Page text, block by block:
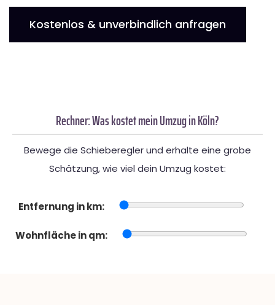
Kostenlos & unverbindlich anfragen
Rechner: Was kostet mein Umzug in Köln?
Bewege die Schieberegler und erhalte eine grobe
Schätzung, wie viel dein Umzug kostet:
Entfernung in km:
Wohnfläche in qm: